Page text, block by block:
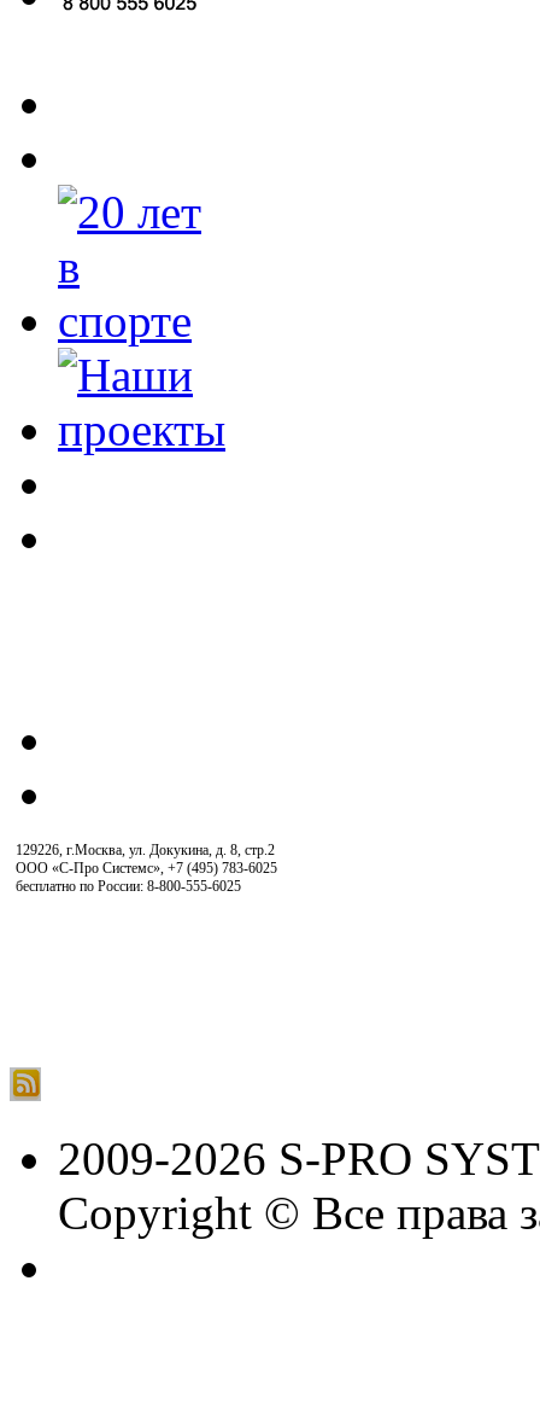
129226, г.Москва, ул. Докукина, д. 8, стр.2
ООО «С-Про Системс», +7 (495) 783-6025
бесплатно по России: 8-800-555-6025
2009-2026 S-PRO
Copyright © Все права